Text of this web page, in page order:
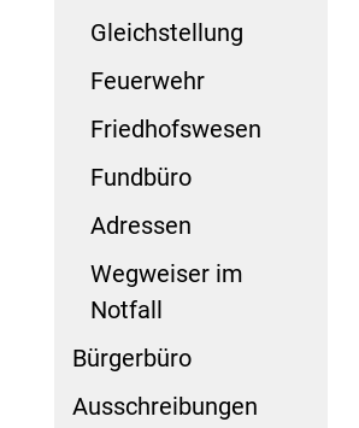
Gleichstellung
Feuerwehr
Friedhofswesen
Fundbüro
Adressen
Wegweiser im
Notfall
Bürgerbüro
Ausschreibungen